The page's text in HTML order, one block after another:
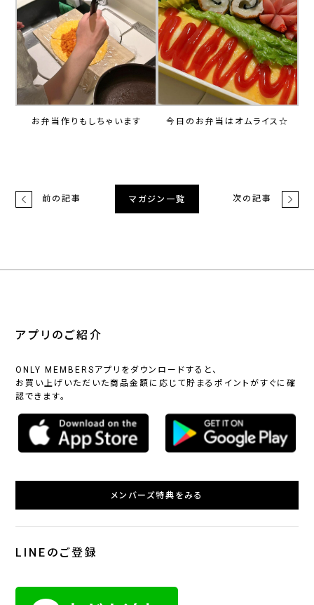
お弁当作りもしちゃいます 今日のお弁当はオムライス☆
前の記事 マガジン一覧 次の記事
アプリのご紹介
ONLY MEMBERSアプリをダウンロードすると、
お買い上げいただいた商品金額に応じて貯まるポイントがすぐに確
認できます。
メンバーズ特典をみる
LINEのご登録